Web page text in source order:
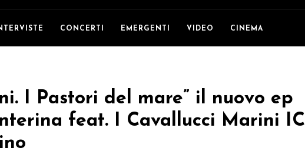
CONCERTI EMERGENTI VIDEO CINEMA
I Pastori del mare” il nuovo ep
feat. I Cavallucci Marini IC